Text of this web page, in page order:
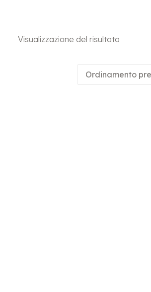
Visualizzazione del risultato